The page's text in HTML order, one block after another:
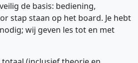
de basis: bediening,
stap staan op het board. Je hebt
wij geven les tot en met